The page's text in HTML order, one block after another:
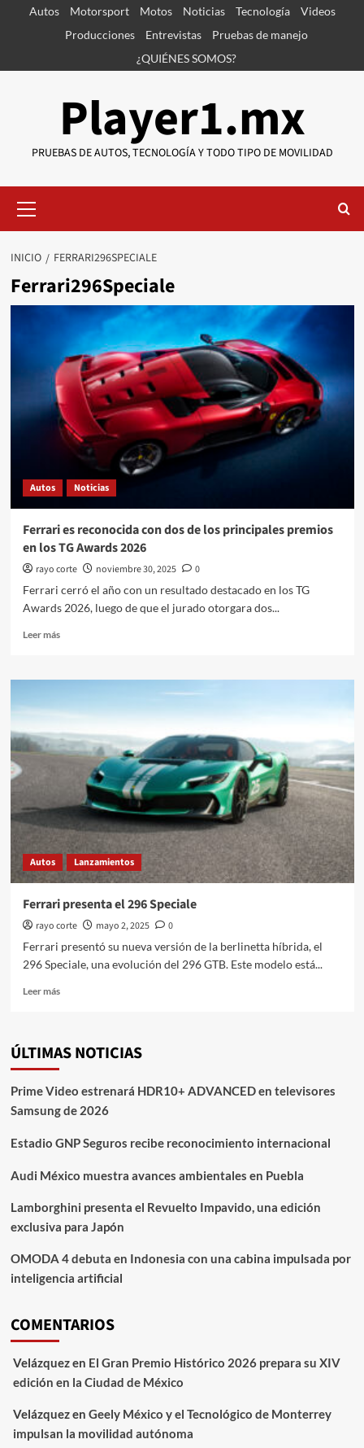
SaltarAutos Motorsport Motos Noticias Tecnología
Videos
Producciones
Entrevistas
Pruebas de manejo
¿QUIÉNES SOMOS?
Player1.mx
PRUEBAS DE AUTOS, TECNOLOGÍA Y TODO TIPO DE MOVILIDAD
primario
INICIO FERRARI296SPECIALE
Ferrari296Speciale
Autos Noticias
Ferrari es reconocida con dos de los principales premios
en los TG Awards 2026
rayo corte noviembre 30, 2025
0
Ferrari cerró el año con un resultado destacado en los TG
Awards 2026, luego de que el jurado otorgara dos...
Leer másLeer
Ferrari
reconocida
dos
de
principales
premios
en
los
Awards
2026
Autos Lanzamientos
Ferrari presenta el 296 Speciale
rayo corte mayo 2, 2025
0
Ferrari presentó su nueva versión de la berlinetta híbrida, el
296 Speciale, una evolución del 296 GTB. Este modelo está...
Leer másLeer
presenta
el
Speciale
ÚLTIMAS NOTICIAS
Prime Video estrenará HDR10+ ADVANCED en televisores
Samsung de 2026
Estadio GNP Seguros recibe reconocimiento internacional
Audi México muestra avances ambientales en Puebla
Lamborghini presenta el Revuelto Impavido, una edición
exclusiva para Japón
OMODA 4 debuta en Indonesia con una cabina impulsada por
inteligencia artificial
COMENTARIOS
Velázquezen El Gran Premio Histórico 2026 prepara su XIV
edición en la Ciudad de México
Velázquezen Geely México y el Tecnológico de Monterrey
impulsan la movilidad autónoma